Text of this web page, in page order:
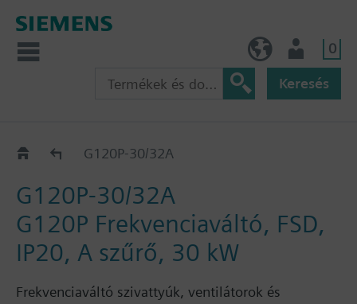
0
Keresés
G120P..2AG120P-30/32A
G120P-30/32A
G120P Frekvenciaváltó, FSD,
IP20, A szűrő, 30 kW
Frekvenciaváltó szivattyúk, ventilátorok és